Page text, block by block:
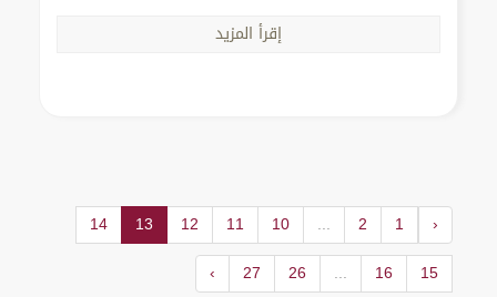
إقرأ المزيد
‹
1
2
...
10
11
12
13
14
15
16
...
26
27
›